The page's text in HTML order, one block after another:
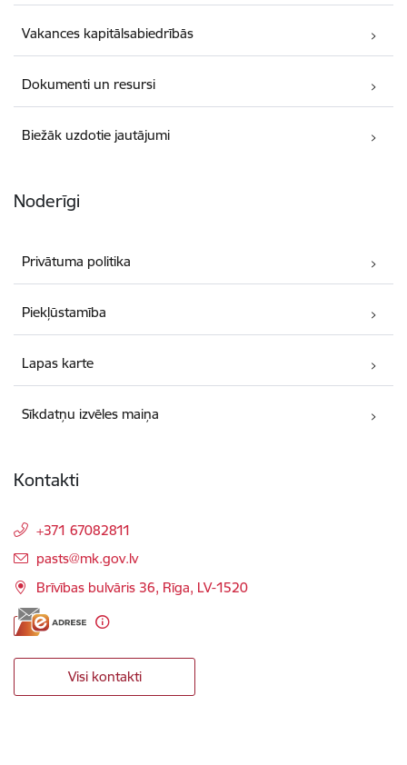
Vakances kapitālsabiedrībās
Dokumenti un resursi
Biežāk uzdotie jautājumi
Noderīgi
Privātuma politika
Piekļūstamība
Lapas karte
Sīkdatņu izvēles maiņa
Kontakti
+371 67082811
E-pasts:
pasts@mk.gov.lv
Brīvības bulvāris 36, Rīga, LV-1520
Visi kontakti